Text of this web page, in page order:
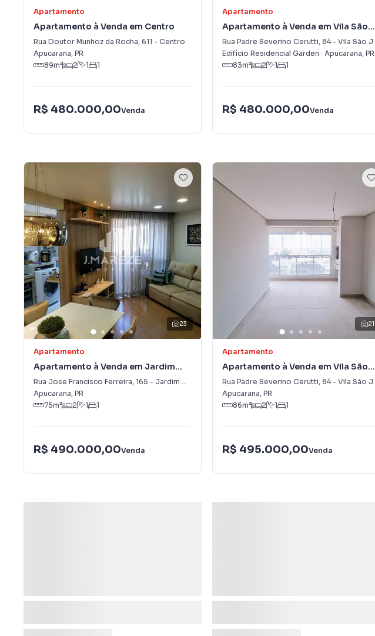
Apartamento
Apartamento à Venda em Centro
Rua Doutor Munhoz da Rocha, 611 - Centro
Apucarana, PR
89m² 2 1 1
R$ 480.000,00Venda
Apartamento
Apartamento à Venda em Vila São
José
Rua Padre Severino Cerutti, 84- Vila São José
Edifício Residencial Garden · Apucarana, PR
83m² 2 1 1
R$ 480.000,00Venda
23
Apartamento
Apartamento à Venda em Jardim
Vale do Sol
Rua Jose Francisco Ferreira, 165 - Jardim Vale do Sol
Apucarana, PR
75m² 2 1 1
R$ 490.000,00Venda
21
Apartamento
Apartamento à Venda em Vila São
José
Rua Padre Severino Cerutti, 84- Vila São José
Apucarana, PR
86m² 2 1 1
R$ 495.000,00Venda